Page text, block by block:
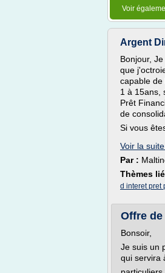
Voir
Argent
Bonjour,
que
capable
1 à 15ans,
Prêt
de
Si vous
Voir la suite
Par :
Thèmes
d interet pret
Offre
Bonsoir,
Je suis un
qui servira